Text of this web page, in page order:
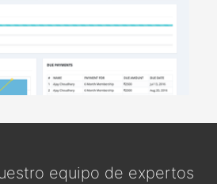
equipo de expertos